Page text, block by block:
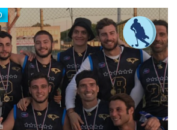
Conticelli, il canto libero della Lazio!
la squadra con Grasso
ottobre debutto a Catania
ecco le 11 rivali della Lazio
Bomber Fiorini: nostalgia!